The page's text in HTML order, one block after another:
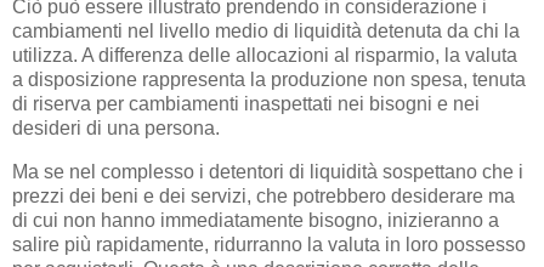
Ciò può essere illustrato prendendo in considerazione i
cambiamenti nel livello medio di liquidità detenuta da chi la
utilizza. A differenza delle allocazioni al risparmio, la valuta
a disposizione rappresenta la produzione non spesa, tenuta
di riserva per cambiamenti inaspettati nei bisogni e nei
desideri di una persona.
Ma se nel complesso i detentori di liquidità sospettano che i
prezzi dei beni e dei servizi, che potrebbero desiderare ma
di cui non hanno immediatamente bisogno, inizieranno a
salire più rapidamente, ridurranno la valuta in loro possesso